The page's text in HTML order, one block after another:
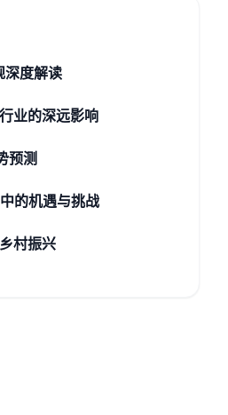
度解读
业的深远影响
预测
的机遇与挑战
村振兴